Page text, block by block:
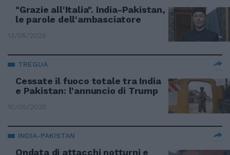
"Grazie all'Italia". India-Pakistan,
le parole dell'ambasciatore
13/05/2025
TREGUA
Cessate il fuoco totale tra India
e Pakistan: l'annuncio di Trump
10/05/2025
INDIA-PAKISTAN
Ondata di attacchi notturni e